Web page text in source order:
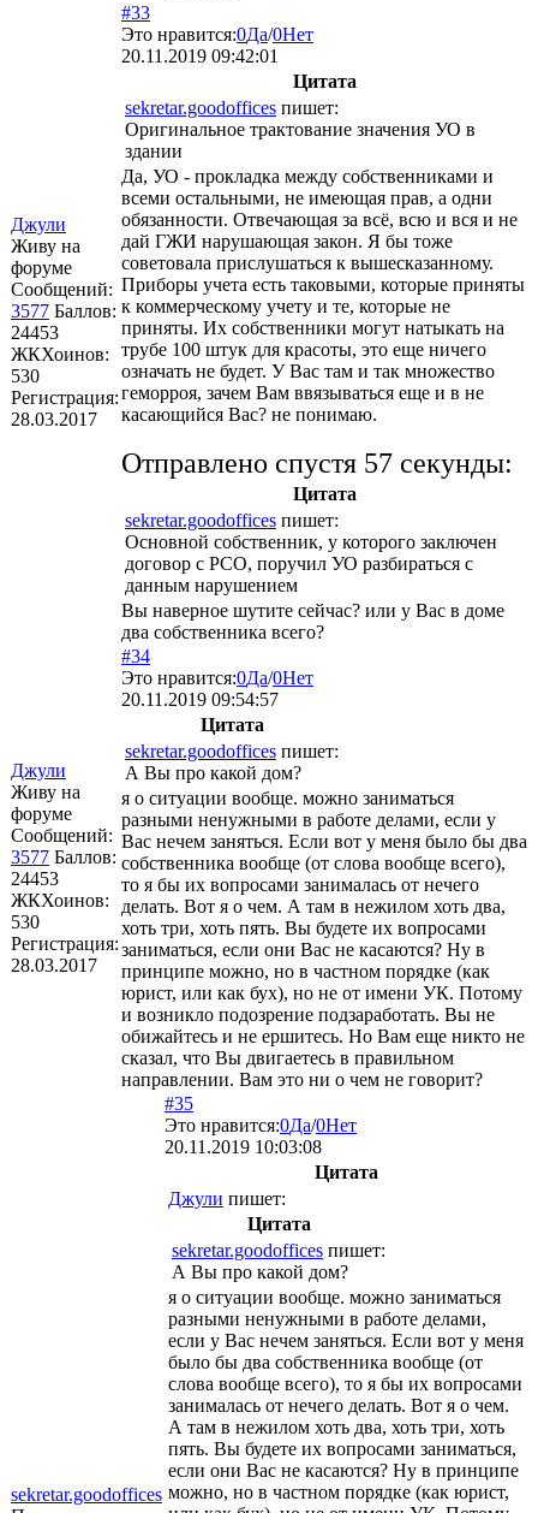
Джули
Живу на
форуме
Сообщений:
3577 Баллов:
24453
ЖКХоинов:
530
Регистрация:
28.03.2017
#33
Это нравится:0Да/0Нет
20.11.2019 09:42:01
Цитата
sekretar.goodoffices пишет:
Оригинальное трактование значения УО в
здании
Да, УО - прокладка между собственниками и
всеми остальными, не имеющая прав, а одни
обязанности. Отвечающая за всё, всю и вся и не
дай ГЖИ нарушающая закон. Я бы тоже
советовала прислушаться к вышесказанному.
Приборы учета есть таковыми, которые приняты
к коммерческому учету и те, которые не
приняты. Их собственники могут натыкать на
трубе 100 штук для красоты, это еще ничего
означать не будет. У Вас там и так множество
геморроя, зачем Вам ввязываться еще и в не
касающийся Вас? не понимаю.
Отправлено спустя 57 секунды:
Цитата
sekretar.goodoffices пишет:
Основной собственник, у которого заключен
договор с РСО, поручил УО разбираться с
данным нарушением
Вы наверное шутите сейчас? или у Вас в доме
два собственника всего?
Джули
Живу на
форуме
Сообщений:
3577 Баллов:
24453
ЖКХоинов:
530
Регистрация:
28.03.2017
#34
Это нравится:0Да/0Нет
20.11.2019 09:54:57
Цитата
sekretar.goodoffices пишет:
А Вы про какой дом?
я о ситуации вообще. можно заниматься
разными ненужными в работе делами, если у
Вас нечем заняться. Если вот у меня было бы два
собственника вообще (от слова вообще всего),
то я бы их вопросами занималась от нечего
делать. Вот я о чем. А там в нежилом хоть два,
хоть три, хоть пять. Вы будете их вопросами
заниматься, если они Вас не касаются? Ну в
принципе можно, но в частном порядке (как
юрист, или как бух), но не от имени УК. Потому
и возникло подозрение подзаработать. Вы не
обижайтесь и не ершитесь. Но Вам еще никто не
сказал, что Вы двигаетесь в правильном
направлении. Вам это ни о чем не говорит?
sekretar.goodoffices
#35
Это нравится:0Да/0Нет
20.11.2019 10:03:08
Цитата
Джули пишет:
Цитата
sekretar.goodoffices пишет:
А Вы про какой дом?
я о ситуации вообще. можно заниматься
разными ненужными в работе делами,
если у Вас нечем заняться. Если вот у меня
было бы два собственника вообще (от
слова вообще всего), то я бы их вопросами
занималась от нечего делать. Вот я о чем.
А там в нежилом хоть два, хоть три, хоть
пять. Вы будете их вопросами заниматься,
если они Вас не касаются? Ну в принципе
можно, но в частном порядке (как юрист,